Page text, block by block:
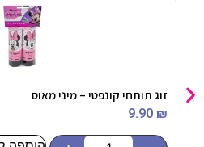
זוג תותחי קונפטי – מיני מאוס
9.90 ₪